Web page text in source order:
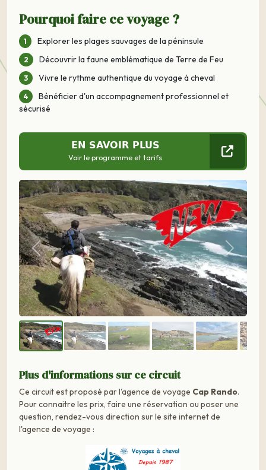
Pourquoi faire ce voyage ?
Explorer les plages sauvages de la péninsule
Découvrir la faune emblématique de Terre de Feu
Vivre le rythme authentique du voyage à cheval
Bénéficier d'un accompagnement professionnel et
sécurisé
EN SAVOIR PLUS
Voir le programme et tarifs
Précédent Suivant
Plus d'informations sur ce circuit
Ce circuit est proposé par l'agence de voyage Cap Rando.
Pour connaitre les prix, faire une réservation ou poser une
question, rendez-vous direction sur le site internet de
l'agence de voyage :